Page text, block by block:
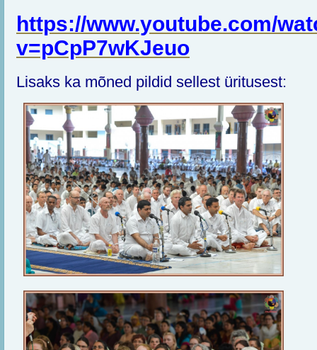
https://www.youtube.com/
v=pCpP7wKJeuo
Lisaks ka mõned pildid sellest üritusest: